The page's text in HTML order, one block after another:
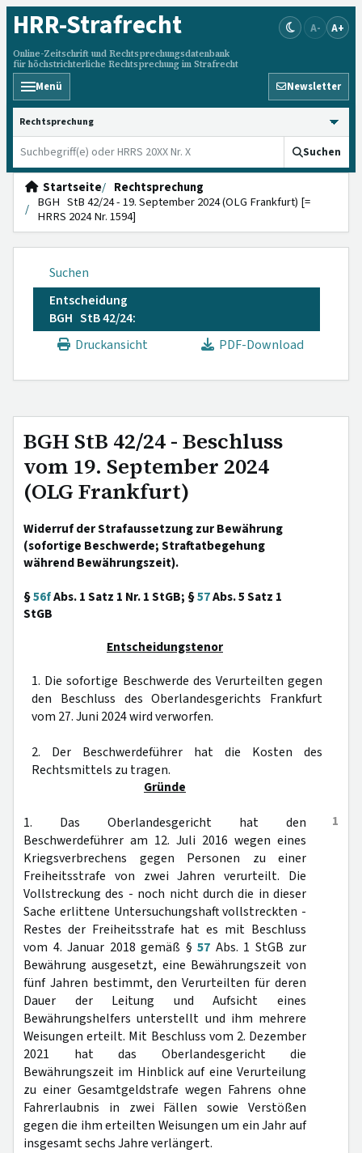
HRR-Strafrecht
Online-Zeitschrift und Rechtsprechungsdatenbank
für höchstrichterliche Rechtsprechung im Strafrecht
A- A+
Menü Newsletter
HRRS durchsuchen
Suchen
Startseite
Rechtsprechung
BGH StB 42/24 - 19. September 2024 (OLG Frankfurt) [=
HRRS 2024 Nr. 1594]
Suchen
Entscheidung
BGH StB 42/24:
Druckansicht
PDF-Download
BGH StB 42/24 - Beschluss
vom 19. September 2024
(OLG Frankfurt)
Widerruf der Strafaussetzung zur Bewährung
(sofortige Beschwerde; Straftatbegehung
während Bewährungszeit).
§56fAbs. 1 Satz 1 Nr. 1 StGB; §57Abs. 5 Satz 1
StGB
Entscheidungstenor
1. Die sofortige Beschwerde des Verurteilten gegen
den Beschluss des Oberlandesgerichts Frankfurt
vom 27. Juni 2024 wird verworfen.
2. Der Beschwerdeführer hat die Kosten des
Rechtsmittels zu tragen.
Gründe
1
1. Das Oberlandesgericht hat den
Beschwerdeführer am 12. Juli 2016 wegen eines
Kriegsverbrechens gegen Personen zu einer
Freiheitsstrafe von zwei Jahren verurteilt. Die
Vollstreckung des - noch nicht durch die in dieser
Sache erlittene Untersuchungshaft vollstreckten -
Restes der Freiheitsstrafe hat es mit Beschluss
vom 4. Januar 2018 gemäß § 57 Abs. 1 StGB zur
Bewährung ausgesetzt, eine Bewährungszeit von
fünf Jahren bestimmt, den Verurteilten für deren
Dauer der Leitung und Aufsicht eines
Bewährungshelfers unterstellt und ihm mehrere
Weisungen erteilt. Mit Beschluss vom 2. Dezember
2021 hat das Oberlandesgericht die
Bewährungszeit im Hinblick auf eine Verurteilung
zu einer Gesamtgeldstrafe wegen Fahrens ohne
Fahrerlaubnis in zwei Fällen sowie Verstößen
gegen die ihm erteilten Weisungen um ein Jahr auf
insgesamt sechs Jahre verlängert.